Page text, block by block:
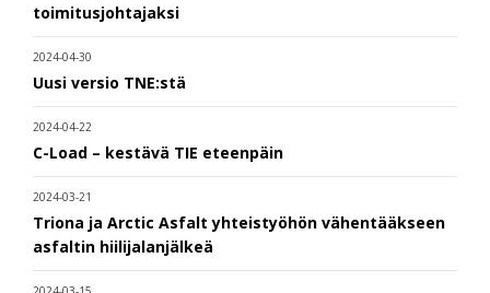
toimitusjohtajaksi
2024-04-30
Uusi versio TNE:stä
2024-04-22
C-Load – kestävä TIE eteenpäin
2024-03-21
Triona ja Arctic Asfalt yhteistyöhön vähentääkseen
asfaltin hiilijalanjälkeä